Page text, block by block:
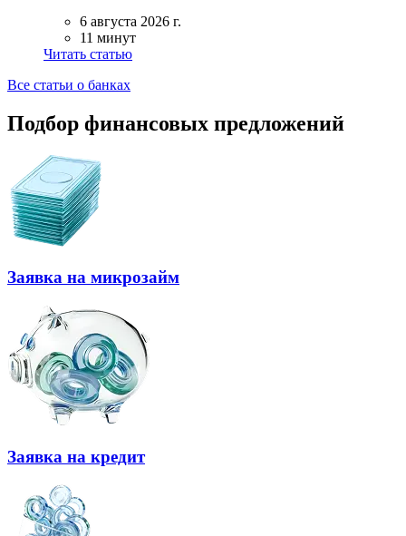
6 августа 2026 г.
11 минут
Читать статью
Все статьи о банках
Подбор финансовых предложений
Заявка на микрозайм
Заявка на кредит